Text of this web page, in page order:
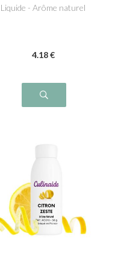
Liquide - Arôme naturel
4.18 €